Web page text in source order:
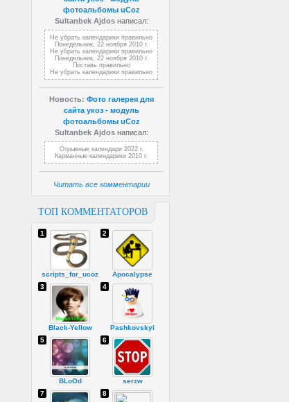
фотоальбомы uCoz
Sultanbek Ajdosнаписал:
Не убрать календарики правильно
Понедельник, 22 ноября 2010 г.
Не убрать календарики правильно
Понедельник, 22 ноября 2010 г.
Поставь правильно
Не убрать календарики правильно
Новость: Фото галерея для
сайта укоз - модуль
фотоальбомы uCoz
Sultanbek Ajdosнаписал:
Отрывные календари 2022 г.
Карманные календарики 2010 г.
Читать все комментарии
ТОП КОММЕНТАТОРОВ
scripts_for_ucoz
1
Apocalypse
2
Black-Yellow
3
Pashkovskyi
4
BLoOd
5
serzw
6
7 8